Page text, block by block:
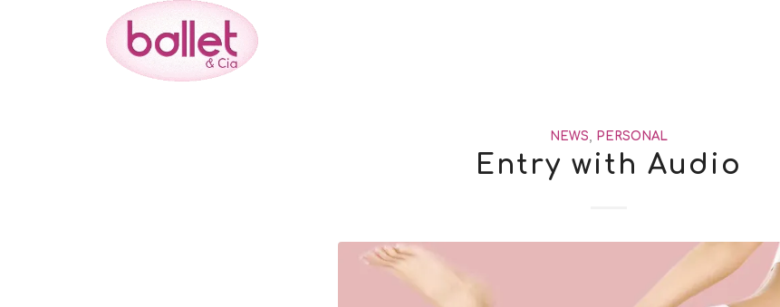
NEWS, PERSONAL
Entry with Audio